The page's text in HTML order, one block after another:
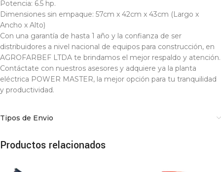
Potencia: 6.5 hp.
Dimensiones sin empaque: 57cm x 42cm x 43cm (Largo x
Ancho x Alto)
Con una garantía de hasta 1 año y la confianza de ser
distribuidores a nivel nacional de equipos para construcción, en
AGROFARBEF LTDA te brindamos el mejor respaldo y atención.
Contáctate con nuestros asesores y adquiere ya la planta
eléctrica POWER MASTER, la mejor opción para tu tranquilidad
y productividad.
Tipos de Envio
Productos relacionados